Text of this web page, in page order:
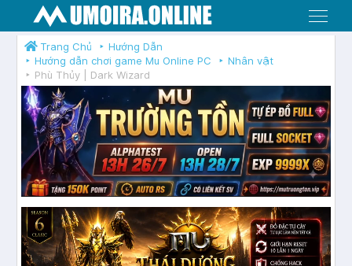
Menu
Trang Chủ
Hướng Dẫn
Hướng dẫn chơi game Mu Online PC
Nhân vật
Phù Thủy | Dark Wizard